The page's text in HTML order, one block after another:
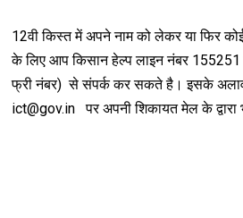
12वी किस्त में अपने नाम को लेकर या फिर
के लिए आप किसान हेल्प लाइन नंबर
फ्री नंबर) से संपर्क कर सकते है। इसके
ict@gov.in पर अपनी शिकायत मेल के